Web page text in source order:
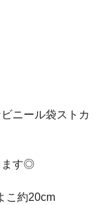
ニール袋ストカ
ます◎
こ約20cm